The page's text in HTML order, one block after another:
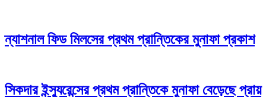
ন্যাশনাল ফিড মিলসের প্রথম প্রান্তিকের মুনাফা প্রকাশ
সিকদার ইন্স্যুরেন্সের প্রথম প্রান্তিকে মুনাফা বেড়েছে প্রায়